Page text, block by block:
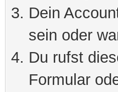
Dein
sein oder
Du rufst
Formular